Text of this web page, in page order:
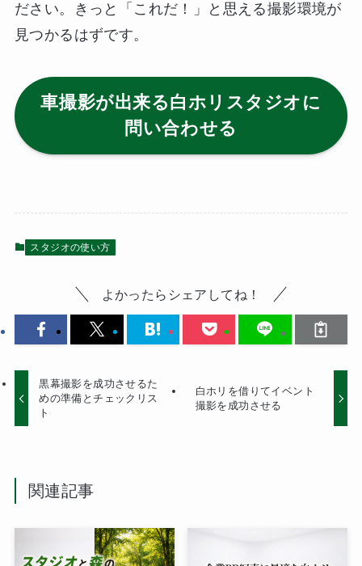
ださい。きっと「これだ！」と思える撮影環境が
見つかるはずです。
車撮影が出来る白ホリスタジオに
問い合わせる
スタジオの使い方
よかったらシェアしてね！
黒幕撮影を成功させるた
めの準備とチェックリス
ト
白ホリを借りてイベント
撮影を成功させる
関連記事